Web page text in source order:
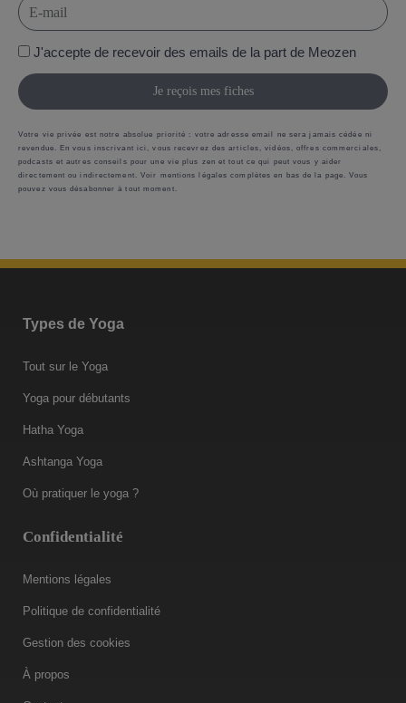
J'accepte de recevoir des emails de la part de Meozen
Je reçois mes fiches
Votre vie privée est notre absolue priorité : votre adresse email ne sera jamais cédée ni
revendue. En vous inscrivant ici, vous recevrez des articles, vidéos, offres commerciales,
podcasts et autres conseils pour une vie plus zen et tout ce qui peut vous y aider
directement ou indirectement. Voir mentions légales complètes en bas de la page. Vous
pouvez vous désabonner à tout moment.
Types de Yoga
Tout sur le Yoga
Yoga pour débutants
Hatha Yoga
Ashtanga Yoga
Où pratiquer le yoga ?
Confidentialité
Mentions légales
Politique de confidentialité
Gestion des cookies
À propos